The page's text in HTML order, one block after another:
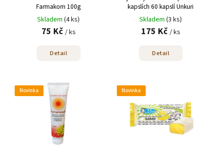
Farmakom 100g
Skladem (4 ks)
75 Kč / ks
Detail
kapslích 60 kapslí Unkuri
Skladem (3 ks)
175 Kč / ks
Detail
Novinka Novinka